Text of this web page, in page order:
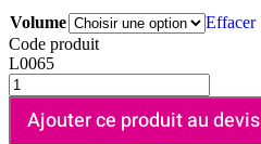
Volume
Effacer
Code produit
L0065
Ajouter ce produit au devis